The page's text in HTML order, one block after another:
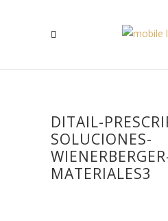
DITAIL-
SOLUCIONES-
MATERIALES3